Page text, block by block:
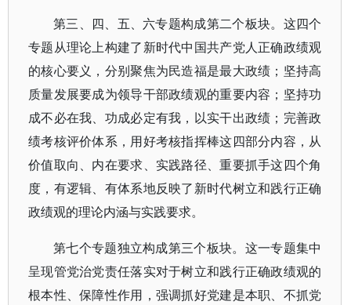
第三、四、五、六专题构成第二个板块。这四个
专题从理论上构建了新时代中国共产党人正确政绩观
的核心要义，分别聚焦为民造福是最大政绩；坚持高
质量发展要成为领导干部政绩观的重要内容；坚持功
成不必在我、功成必定有我，以实干出政绩；完善政
绩考核评价体系，用好考核指挥棒这四部分内容，从
价值取向、内在要求、实践路径、重要抓手这四个角
度，有逻辑、有体系地反映了新时代树立和践行正确
政绩观的理论内涵与实践要求。
第七个专题独立构成第三个板块。这一专题集中
呈现管党治党责任落实对于树立和践行正确政绩观的
根本性、保障性作用，强调抓好党建是本职、不抓党